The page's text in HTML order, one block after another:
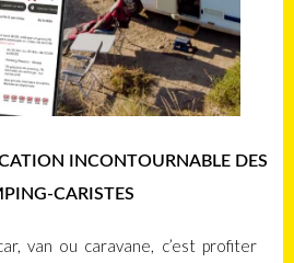
INCONTOURNABLE DES
CARISTES
van ou caravane, c’est profiter